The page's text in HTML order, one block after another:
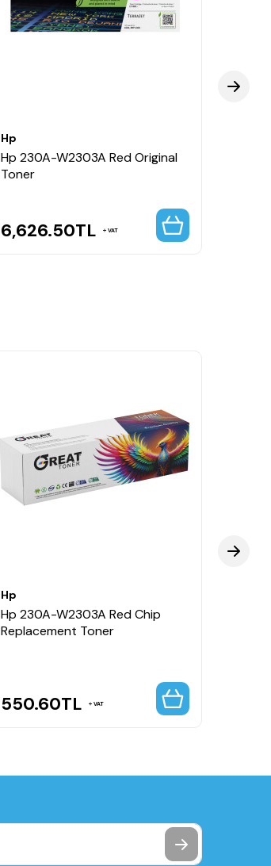
Hp
Hp 230A-W2303A Red Original
Toner
6,626.50TL VAT
Hp
Hp 230A-W2303A Red Chip
Replacement Toner
550.60TL VAT